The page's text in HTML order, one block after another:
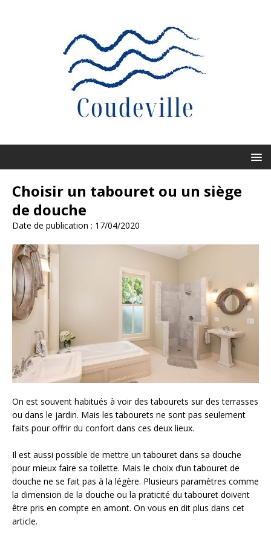
Choisir un tabouret ou un siège
de douche
Date de publication : 17/04/2020
On est souvent habitués à voir des tabourets sur des terrasses
ou dans le jardin. Mais les tabourets ne sont pas seulement
faits pour offrir du confort dans ces deux lieux.
Il est aussi possible de mettre un tabouret dans sa douche
pour mieux faire sa toilette. Mais le choix d’un tabouret de
douche ne se fait pas à la légère. Plusieurs paramètres comme
la dimension de la douche ou la praticité du tabouret doivent
être pris en compte en amont. On vous en dit plus dans cet
article.